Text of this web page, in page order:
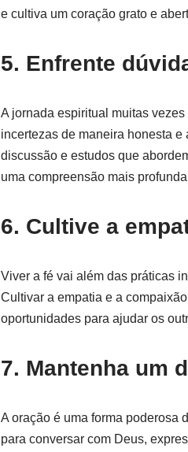
e cultiva um coração grato e
5. Enfrente
A jornada espiritual muitas
incertezas de maneira honesta
discussão e estudos que
uma compreensão mais
6. Cultive a
Viver a fé vai além das práticas
Cultivar a empatia e a
oportunidades para ajudar os
7. Mantenha um
A oração é uma forma poderosa
para conversar com Deus,